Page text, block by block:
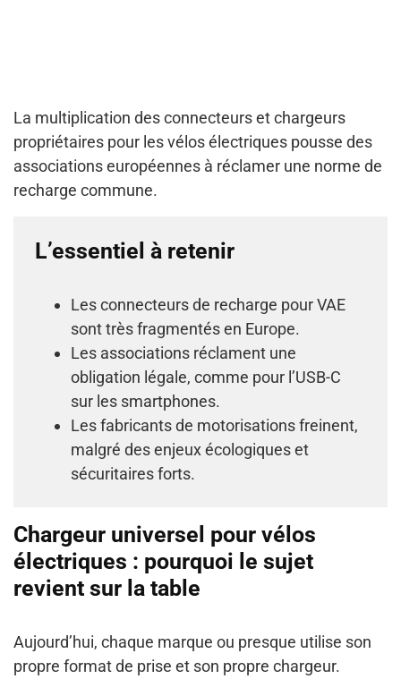
La multiplication des connecteurs et chargeurs
propriétaires pour les vélos électriques pousse des
associations européennes à réclamer une norme de
recharge commune.
L’essentiel à retenir
Les connecteurs de recharge pour VAE
sont très fragmentés en Europe.
Les associations réclament une
obligation légale, comme pour l’USB-C
sur les smartphones.
Les fabricants de motorisations freinent,
malgré des enjeux écologiques et
sécuritaires forts.
Chargeur universel pour vélos
électriques : pourquoi le sujet
revient sur la table
Aujourd’hui, chaque marque ou presque utilise son
propre format de prise et son propre chargeur.